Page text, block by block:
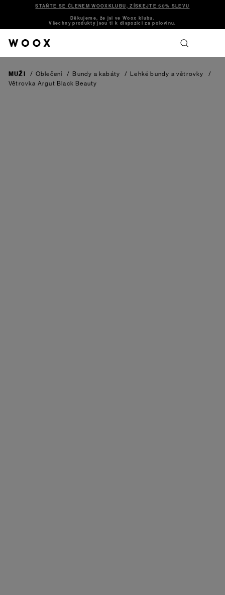
STAŇTE SE ČLENEM WOOXKLUBU, ZÍSKEJTE 50% SLEVU
Děkujeme, že jsi ve Woox klubu.
Všechny produkty jsou ti k dispozici za polovinu.
MUŽI / Oblečení / Bundy a kabáty / Lehké bundy a větrovky
/
Větrovka Argut Black Beauty